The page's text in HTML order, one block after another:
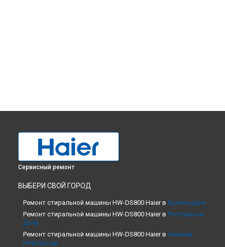
Сервисный ремонт
ВЫБЕРИ СВОЙ ГОРОД
Ремонт стиральной машины HW-DS800 Haier в Краснодаре
Ремонт стиральной машины HW-DS800 Haier в Ростове-на-
Дону
Ремонт стиральной машины HW-DS800 Haier в Нижнем
Новгороде